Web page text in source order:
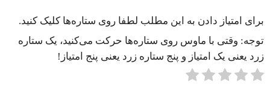
برای امتیاز دادن به این مطلب لطفا روی ستاره‌ها کلیک کنید.
توجه: وقتی با ماوس روی ستاره‌ها حرکت می‌کنید، یک ستاره
زرد یعنی یک امتیاز و پنج ستاره زرد یعنی پنج امتیاز!